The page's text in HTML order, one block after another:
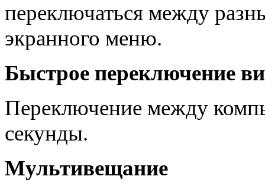
переключаться между
экранного меню.
Быстрое переключение
Переключение между
секунды.
Мультивещание